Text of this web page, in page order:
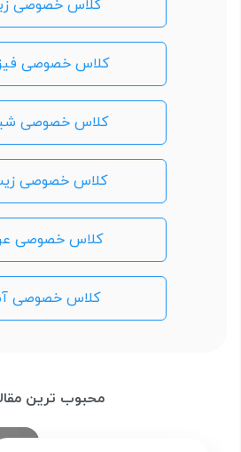
کلاس خصوصی
کلاس خصوصی
کلاس خصوصی
کلاس خصوصی
کلاس خصوصی
کلاس خصوصی
محبوب ترین